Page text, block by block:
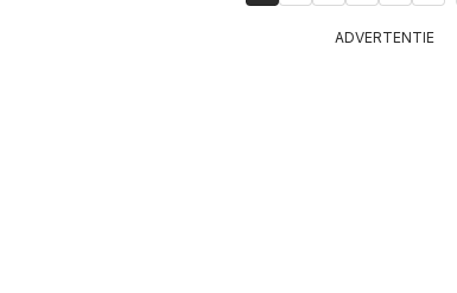
ADVERTENTIE